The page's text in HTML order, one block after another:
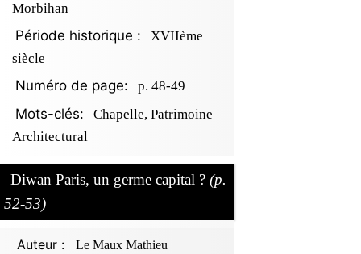
Morbihan
Période historique :
XVIIème
siècle
Numéro de page: p. 48-49
Mots-clés:
Chapelle, Patrimoine
Architectural
Diwan Paris, un germe capital ? (p.
52-53)
Auteur : Le Maux Mathieu